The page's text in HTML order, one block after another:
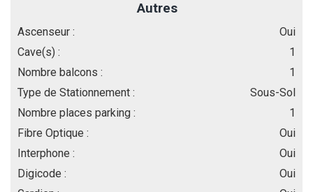
Autres
Ascenseur :
Oui
Cave(s) :
1
Nombre balcons :
1
Type de Stationnement :
Sous-Sol
Nombre places parking :
1
Fibre Optique :
Oui
Interphone :
Oui
Digicode :
Oui